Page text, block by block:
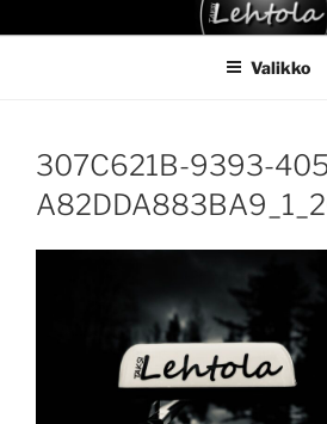
sisältöönTAKSI LEHTOLA
Valikko
307C621B-9393-